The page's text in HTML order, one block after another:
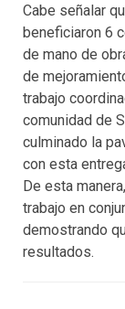
Cabe señalar
beneficiaron 6
de mano de
de
trabajo
comunidad de
culminado la
con esta
De esta
trabajo en
demostrando
resultados.